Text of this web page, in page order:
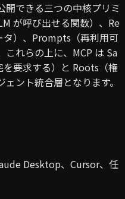
開できる三つの中核プリミ
が呼び出せる関数）、Re
）、Prompts（再利用可
れらの上に、MCP は Sa
要求する）と Roots（権
ント統合層となります。
Desktop、Cursor、任